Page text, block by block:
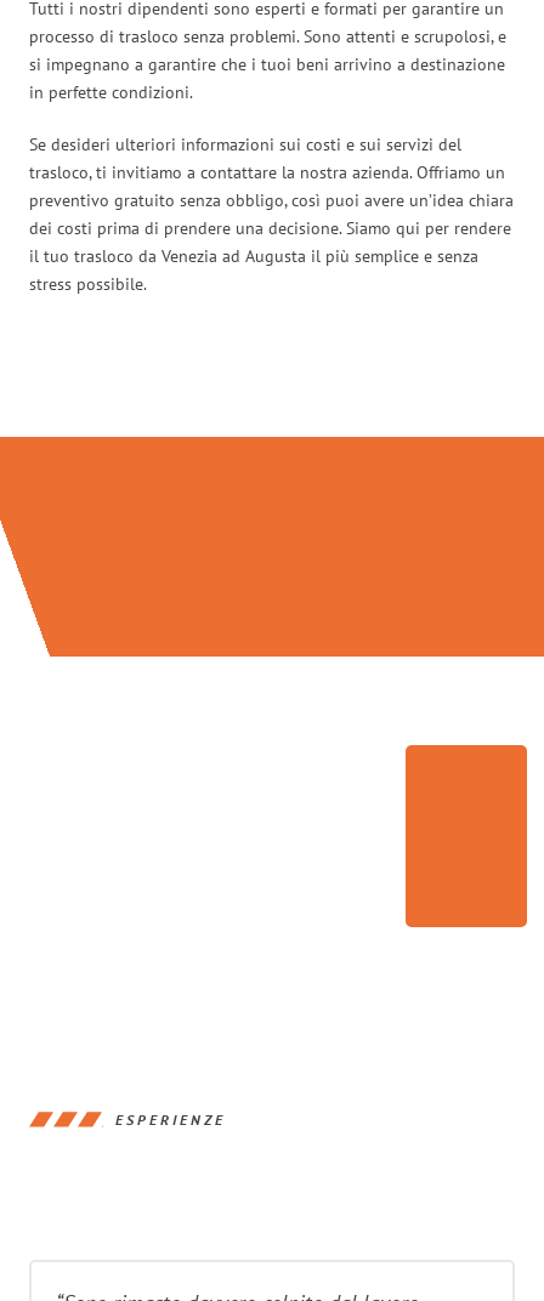
Tutti i nostri dipendenti sono esperti e formati per garantire un
processo di trasloco senza problemi. Sono attenti e scrupolosi, e
si impegnano a garantire che i tuoi beni arrivino a destinazione
in perfette condizioni.
Se desideri ulteriori informazioni sui costi e sui servizi del
trasloco, ti invitiamo a contattare la nostra azienda. Offriamo un
preventivo gratuito senza obbligo, così puoi avere un’idea chiara
dei costi prima di prendere una decisione. Siamo qui per rendere
il tuo trasloco da Venezia ad Augusta il più semplice e senza
stress possibile.
ESPERIENZE